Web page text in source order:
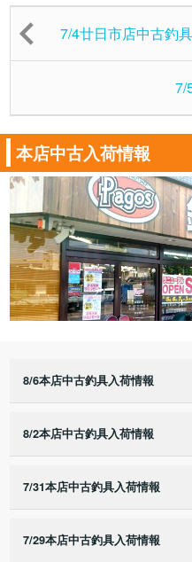
7/4廿日市店中古釣
7/
本店中古入荷情報
8/6本店中古釣具入荷情報
8/2本店中古釣具入荷情報
7/31本店中古釣具入荷情報
7/29本店中古釣具入荷情報